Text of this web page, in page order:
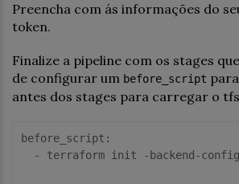
Preencha com ás informações do
token.
Finalize a pipeline com os stages
de configurar um before_script
antes dos stages para carregar o
before_script:
  -
terraform init -backend-